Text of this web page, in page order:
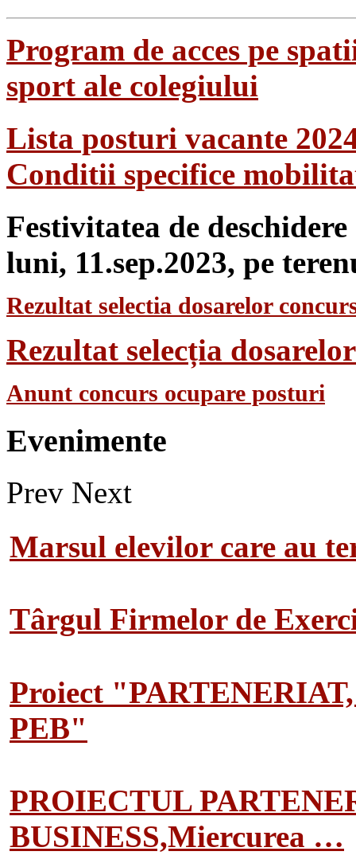
Program de acces pe
sport ale colegiului
Lista posturi vacante
Conditii specifice
Festivitatea de
luni, 11.sep.2023, pe
Rezultat selectia dosarelor
Rezultat selecția
Anunt concurs ocupare posturi
Evenimente
Prev Next
Marsul elevilor care au
Târgul Firmelor de
Proiect
PEB"
PROIECTUL
BUSINESS,Miercurea …